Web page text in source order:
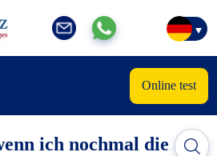
Online test
ich nochmal die